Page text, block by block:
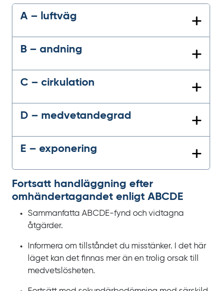
A – luftväg
B – andning
C – cirkulation
D – medvetandegrad
E – exponering
Fortsatt handläggning efter
omhändertagandet enligt ABCDE
Sammanfatta ABCDE-fynd och vidtagna
åtgärder.
Informera om tillståndet du misstänker. I det här
läget kan det finnas mer än en trolig orsak till
medvetslösheten.